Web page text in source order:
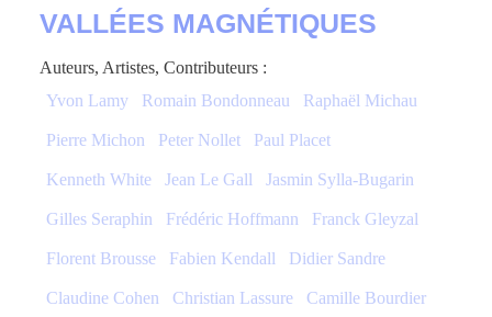
slide
VALLÉES MAGNÉTIQUES
Auteurs, Artistes, Contributeurs :
Yvon Lamy
Romain Bondonneau Raphaël Michau
Pierre Michon Peter Nollet Paul Placet
Kenneth White Jean Le Gall Jasmin Sylla-Bugarin
Gilles Seraphin Frédéric Hoffmann Franck Gleyzal
Florent Brousse Fabien Kendall Didier Sandre
Claudine Cohen Christian Lassure Camille Bourdier